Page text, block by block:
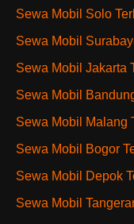
Sewa Mobil Solo
Sewa Mobil
Sewa Mobil Jakarta
Sewa Mobil
Sewa Mobil Malang
Sewa Mobil Bogor
Sewa Mobil Depok
Sewa Mobil